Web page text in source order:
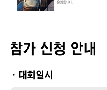
참가 신청 안내
ㆍ대회일시